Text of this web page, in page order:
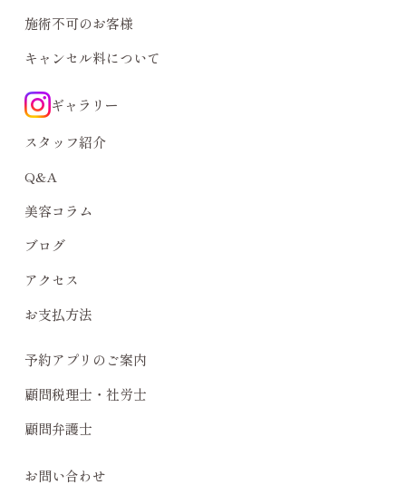
施術不可のお客様
キャンセル料について
ギャラリー
スタッフ紹介
Q&A
美容コラム
ブログ
アクセス
お支払方法
予約アプリのご案内
顧問税理士・社労士
顧問弁護士
お問い合わせ